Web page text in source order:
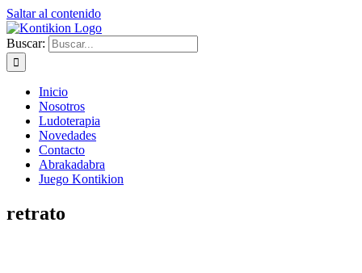
Saltar al contenido
Buscar:
Inicio
Nosotros
Ludoterapia
Novedades
Contacto
Abrakadabra
Juego Kontikion
retrato